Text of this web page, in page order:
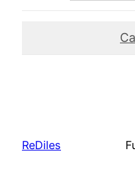
ReDiles